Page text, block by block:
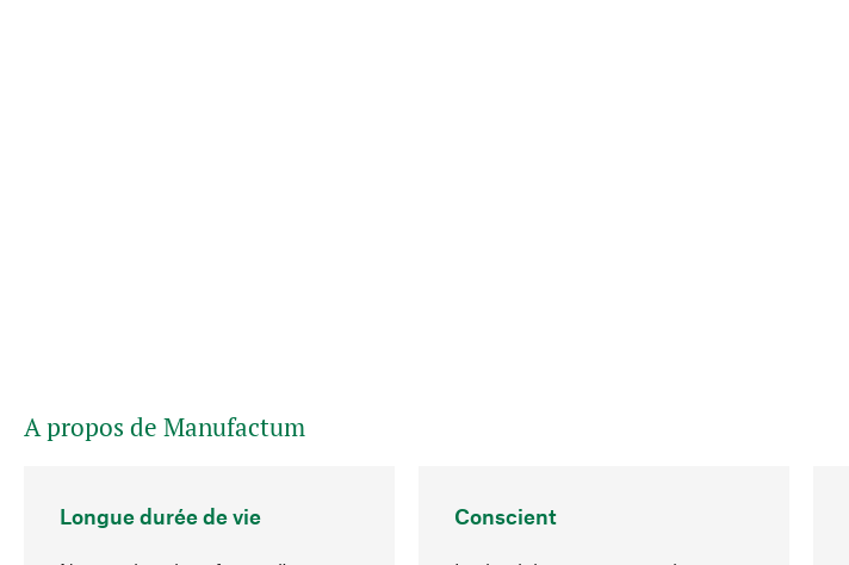
A propos de Manufactum
Longue durée de vie Conscient